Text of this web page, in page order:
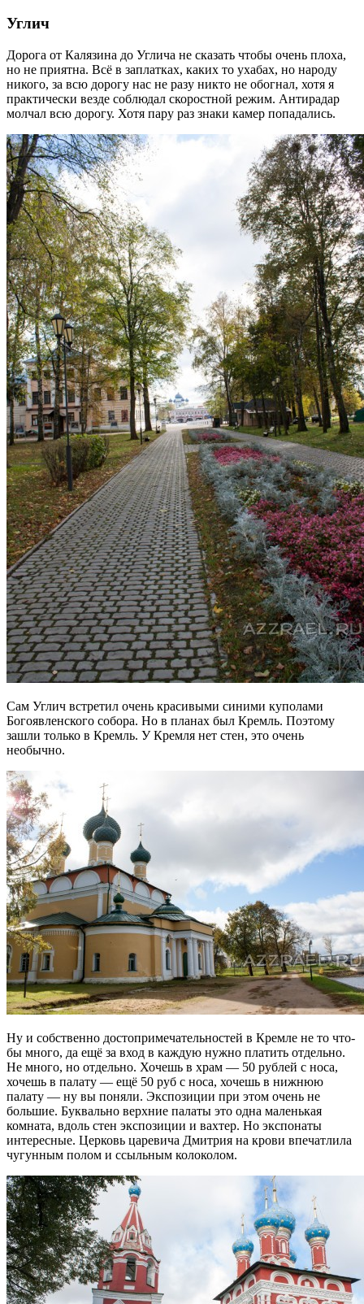
Углич
Дорога от Калязина до Углича не сказать чтобы очень плоха,
но не приятна. Всё в заплатках, каких то ухабах, но народу
никого, за всю дорогу нас не разу никто не обогнал, хотя я
практически везде соблюдал скоростной режим. Антирадар
молчал всю дорогу. Хотя пару раз знаки камер попадались.
Сам Углич встретил очень красивыми синими куполами
Богоявленского собора. Но в планах был Кремль. Поэтому
зашли только в Кремль. У Кремля нет стен, это очень
необычно.
Ну и собственно достопримечательностей в Кремле не то что-
бы много, да ещё за вход в каждую нужно платить отдельно.
Не много, но отдельно. Хочешь в храм — 50 рублей с носа,
хочешь в палату — ещё 50 руб с носа, хочешь в нижнюю
палату — ну вы поняли. Экспозиции при этом очень не
большие. Буквально верхние палаты это одна маленькая
комната, вдоль стен экспозиции и вахтер. Но экспонаты
интересные. Церковь царевича Дмитрия на крови впечатлила
чугунным полом и ссыльным колоколом.